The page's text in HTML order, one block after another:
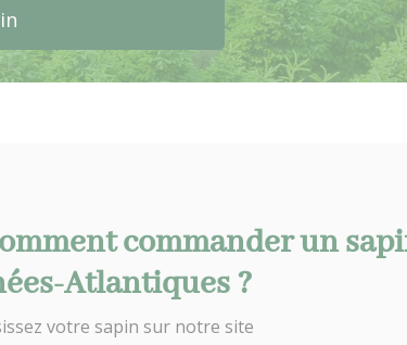
commander un
Atlantiques ?
votre sapin sur notre site